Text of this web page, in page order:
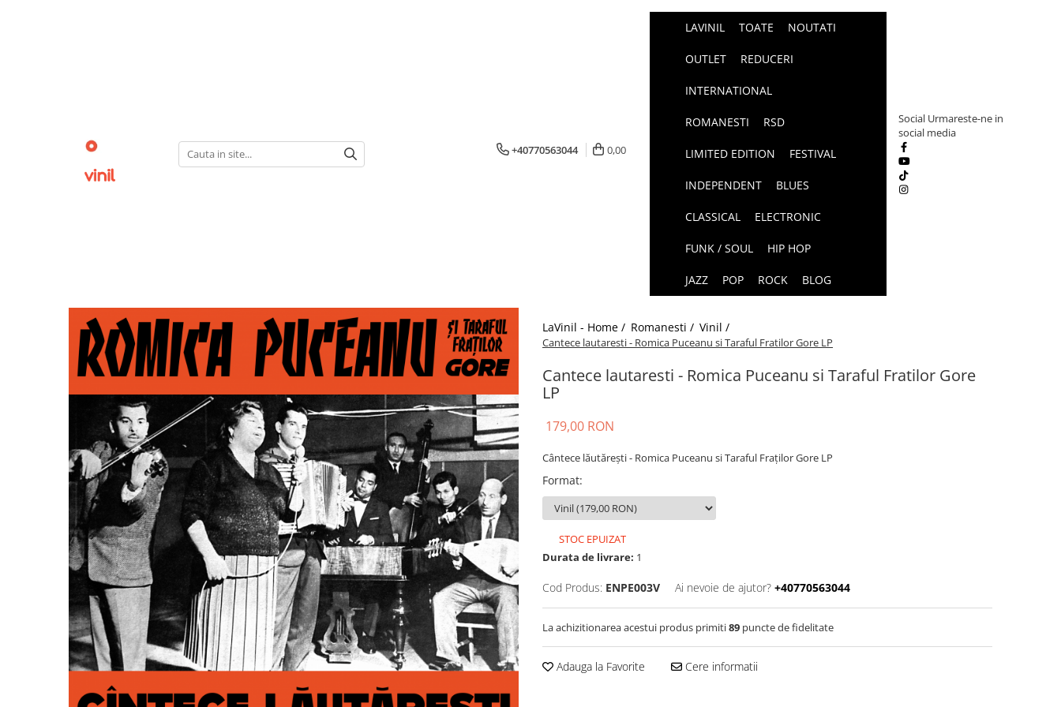
+40770563044 0,00
LAVINIL TOATE NOUTATI
OUTLET REDUCERI
INTERNATIONAL
ROMANESTI RSD
LIMITED EDITION FESTIVAL
INDEPENDENT BLUES
CLASSICAL ELECTRONIC
FUNK / SOUL HIP HOP
JAZZ POP ROCK BLOG
Social Urmareste-ne in
social media
LaVinil - Home / Romanesti / Vinil /
Cantece lautaresti - Romica Puceanu si Taraful Fratilor Gore LP
Cantece lautaresti - Romica Puceanu si Taraful Fratilor Gore
LP
179,00 RON
Cântece lăutărești - Romica Puceanu si Taraful Fraților Gore LP
Format:
STOC EPUIZAT
Durata de livrare: 1
Cod Produs: ENPE003V Ai nevoie de ajutor? +40770563044
La achizitionarea acestui produs primiti89 puncte de fidelitate
Adauga la Favorite Cere informatii